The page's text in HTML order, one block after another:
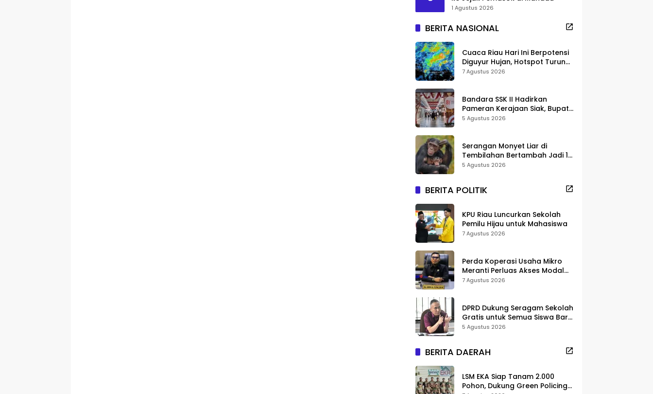
1 Agustus 2026
BERITA NASIONAL
Cuaca Riau Hari Ini Berpotensi
Diguyur Hujan, Hotspot Turun
Jadi 25 Titik
7 Agustus 2026
Bandara SSK II Hadirkan
Pameran Kerajaan Siak, Bupati
Afni: Jadi Ruang Edukasi
5 Agustus 2026
Serangan Monyet Liar di
Tembilahan Bertambah Jadi 16
Korban, DPKP Bantah Video
5 Agustus 2026
BERITA POLITIK
KPU Riau Luncurkan Sekolah
Pemilu Hijau untuk Mahasiswa
7 Agustus 2026
Perda Koperasi Usaha Mikro
Meranti Perluas Akses Modal
dan Pasar
7 Agustus 2026
DPRD Dukung Seragam Sekolah
Gratis untuk Semua Siswa Baru,
Minta Rehab Sekolah Jangan
5 Agustus 2026
BERITA DAERAH
LSM EKA Siap Tanam 2.000
Pohon, Dukung Green Policing